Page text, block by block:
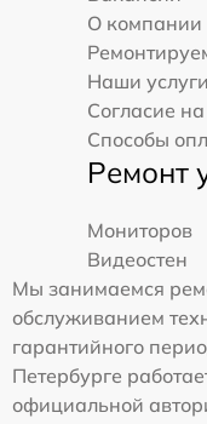
О компании
Наши услуги
Согласие
Способы
Ремонт
Мониторов
Видеостен
Мы занимаемся
обслуживанием
гарантийного
Петербурге
официальной